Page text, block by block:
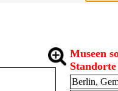
Museen
Standorte
Berlin,